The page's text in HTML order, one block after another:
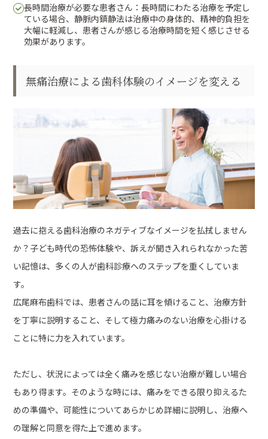
長時間治療が必要な患者さん：長時間にわたる治療を予定し
ている場合、静脈内鎮静法は治療中の身体的、精神的負担を
大幅に軽減し、患者さんが感じる治療時間を短く感じさせる
効果があります。
無痛治療による歯科体験のイメージを変える
過去に抱える歯科治療のネガティブなイメージを払拭しません
か？子ども時代の恐怖体験や、訴えが聞き入れられなかった苦
い記憶は、多くの人が歯科診療へのステップを重くしていま
す。
広尾麻布歯科では、患者さんの話に耳を傾けること、治療方針
を丁寧に説明すること、そして極力痛みのない治療を心掛ける
ことに特に力を入れています。
ただし、状況によっては全く痛みを感じない治療が難しい場合
もあり得ます。そのような時には、痛みをできる限り抑えるた
めの準備や、可能性についてあらかじめ詳細に説明し、治療へ
の理解と同意を得た上で進めます。